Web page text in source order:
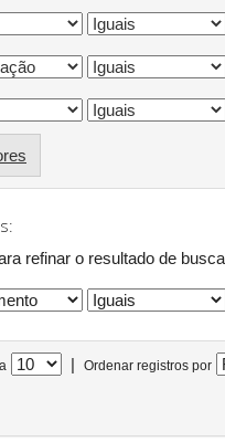
refinar o resultado de
| Ordenar registros por